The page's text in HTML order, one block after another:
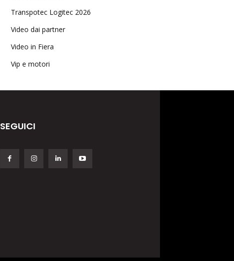
Transpotec Logitec 2026
Video dai partner
Video in Fiera
Vip e motori
SEGUICI